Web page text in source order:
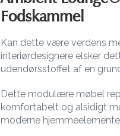
Fodskammel
Kan dette være verdens
interiørdesignere elsker
udendørsstoffet af en
Dette modulære møbel
komfortabelt og alsidigt
moderne